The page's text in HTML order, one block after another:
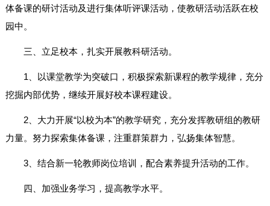
体备课的研讨活动及进行集体听评课活动，使教研活动活跃在校
园中。
三、立足校本，扎实开展教科研活动。
1、以课堂教学为突破口，积极探索新课程的教学规律，充分
挖掘内部优势，继续开展好校本课程建设。
2、大力开展“以校为本”的教学研究，充分发挥教研组的教研
力量。努力探索集体备课，注重群策群力，弘扬集体智慧。
3、结合新一轮教师岗位培训，配合素养提升活动的工作。
四、加强业务学习，提高教学水平。